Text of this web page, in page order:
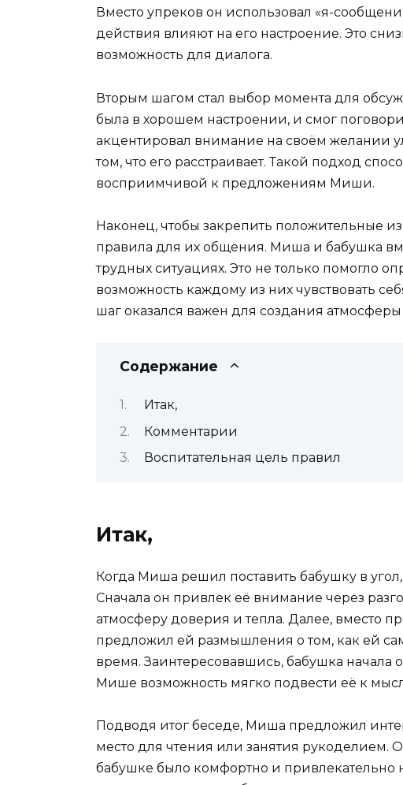
Вместо упреков он использовал «я-
действия влияют на его настроение. Это
возможность для диалога.
Вторым шагом стал выбор момента для
была в хорошем настроении, и смог
акцентировал внимание на своём желании
том, что его расстраивает. Такой подход
восприимчивой к предложениям Миши.
Наконец, чтобы закрепить положительные
правила для их общения. Миша и бабушка
трудных ситуациях. Это не только помогло
возможность каждому из них чувствовать
шаг оказался важен для создания
Содержание
Итак,
Комментарии
Воспитательная цель правил
Итак,
Когда Миша решил поставить бабушку в
Сначала он привлек её внимание через
атмосферу доверия и тепла. Далее, вместо
предложил ей размышления о том, как ей
время. Заинтересовавшись, бабушка начала
Мише возможность мягко подвести её к
Подводя итог беседе, Миша предложил
место для чтения или занятия рукоделием.
бабушке было комфортно и привлекательно